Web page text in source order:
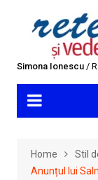
Simona Ionescu/
Home
Stil
Anunțul lui